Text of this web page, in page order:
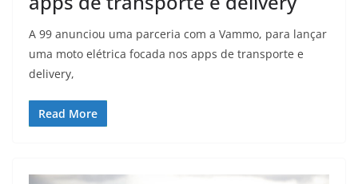
A 99 anunciou uma parceria com a Vammo, para lançar
uma moto elétrica focada nos apps de transporte e
delivery,
Read More